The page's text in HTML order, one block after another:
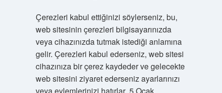
Çerezleri kabul ettiğinizi söylerseniz, bu,
web sitesinin çerezleri bilgisayarınızda
veya cihazınızda tutmak istediği anlamına
gelir. Çerezleri kabul ederseniz, web sitesi
cihazınıza bir çerez kaydeder ve gelecekte
web sitesini ziyaret ederseniz ayarlarınızı